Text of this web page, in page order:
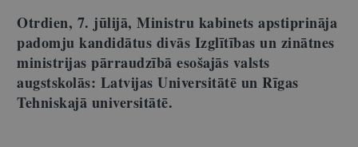
Otrdien, 7. jūlijā, Ministru kabinets apstiprināja
padomju kandidātus divās Izglītības un zinātnes
ministrijas pārraudzībā esošajās valsts
augstskolās: Latvijas Universitātē un Rīgas
Tehniskajā universitātē.